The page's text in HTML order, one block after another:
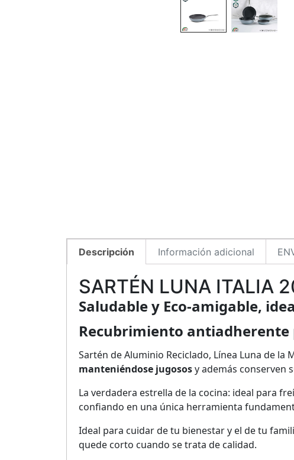
Descripción Información adicional
SARTÉN LUNA ITALIA
Saludable y Eco-amigable,
Recubrimiento antiadherente
Sartén de Aluminio Reciclado, Línea Luna de la
manteniéndose jugososy además conserven
La verdadera estrella de la cocina: ideal para
confiando en una única herramienta
Ideal para cuidar de tu bienestar y el de tu
quede corto cuando se trata de calidad.